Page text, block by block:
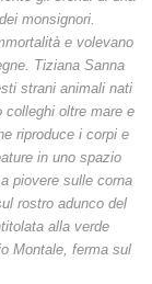
monsignori.
e volevano
Tiziana Sanna
strani animali nati
colleghi oltre mare e
riproduce i corpi e
in uno spazio
piovere sulle corna
rostro adunco del
alla verde
Montale, ferma sul